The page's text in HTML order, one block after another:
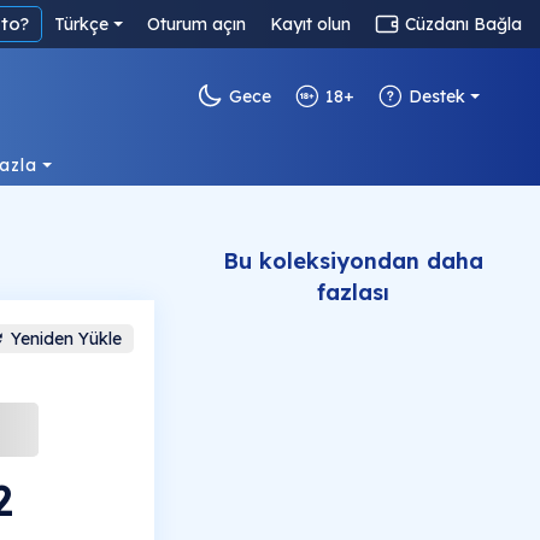
Türkçe Oturum açın Kayıt olun Cüzdanı Bağla
Gece 18+ Destek
Yeniden Yükle
Bu koleksiyondan daha
fazlası